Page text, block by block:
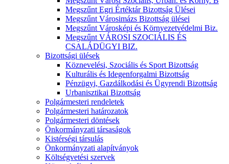
Megszűnt Egri Értéktár Bizottság Ülései
Megszűnt Városimázs Bizottság ülései
Megszűnt Városképi és Környezetvédelmi Biz.
Megszűnt VÁROSI SZOCIÁLIS ÉS
CSALÁDÜGYI BIZ.
Bizottsági ülések
Köznevelési, Szociális és Sport Bizottság
Kulturális és Idegenforgalmi Bizottság
Pénzügyi, Gazdálkodási és Ügyrendi Bizottság
Urbanisztikai Bizottság
Polgármesteri rendeletek
Polgármesteri határozatok
Polgármesteri döntések
Önkormányzati társaságok
Kistérségi társulás
Önkormányzati alapítványok
Költségvetési szervek